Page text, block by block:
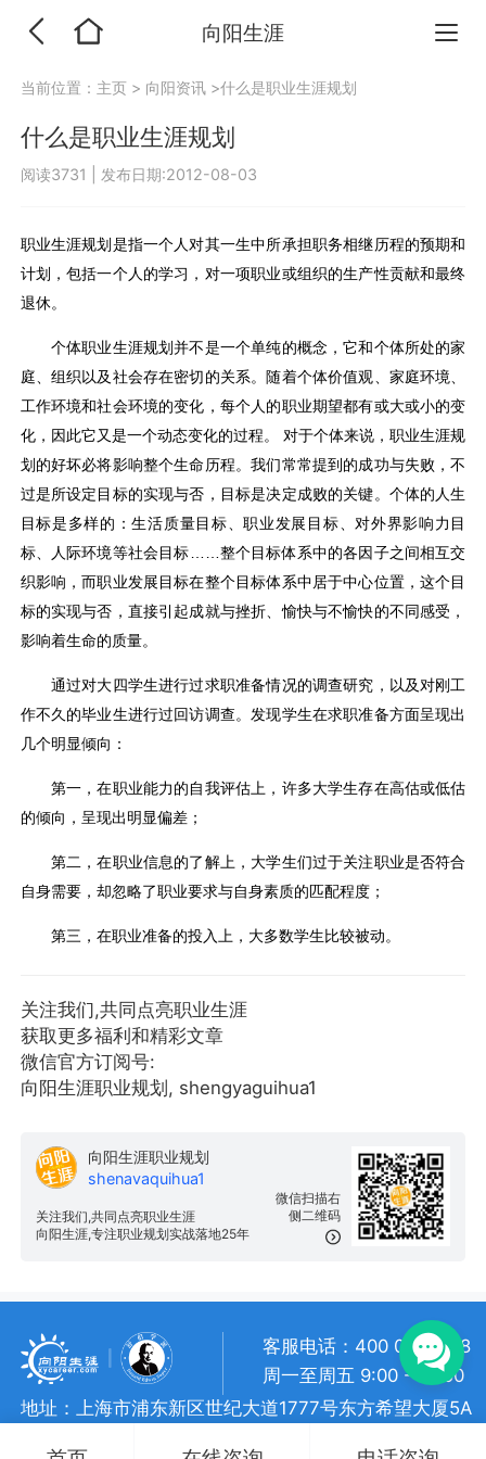
向阳生涯
当前位置： 主页 > 向阳资讯 >什么是职业生涯规划
什么是职业生涯规划
阅读3731 发布日期:2012-08-03
职业生涯规划是指一个人对其一生中所承担职务相继历程的预期和
计划，包括一个人的学习，对一项职业或组织的生产性贡献和最终
退休。
个体职业生涯规划并不是一个单纯的概念，它和个体所处的家
庭、组织以及社会存在密切的关系。随着个体价值观、家庭环境、
工作环境和社会环境的变化，每个人的职业期望都有或大或小的变
化，因此它又是一个动态变化的过程。 对于个体来说，职业生涯规
划的好坏必将影响整个生命历程。我们常常提到的成功与失败，不
过是所设定目标的实现与否，目标是决定成败的关键。个体的人生
目标是多样的：生活质量目标、职业发展目标、对外界影响力目
标、人际环境等社会目标……整个目标体系中的各因子之间相互交
织影响，而职业发展目标在整个目标体系中居于中心位置，这个目
标的实现与否，直接引起成就与挫折、愉快与不愉快的不同感受，
影响着生命的质量。
通过对大四学生进行过求职准备情况的调查研究，以及对刚工
作不久的毕业生进行过回访调查。发现学生在求职准备方面呈现出
几个明显倾向：
第一，在职业能力的自我评估上，许多大学生存在高估或低估
的倾向，呈现出明显偏差；
第二，在职业信息的了解上，大学生们过于关注职业是否符合
自身需要，却忽略了职业要求与自身素质的匹配程度；
第三，在职业准备的投入上，大多数学生比较被动。
关注我们,共同点亮职业生涯
获取更多福利和精彩文章
微信官方订阅号:
向阳生涯职业规划, shengyaguihua1
微信扫描右
侧二维码
向阳生涯职业规划
shenavaquihua1
关注我们,共同点亮职业生涯
向阳生涯,专注职业规划实战落地25年
客服电话：400 057 1108
周一至周五 9:00 - 18:00
地址：上海市浦东新区世纪大道1777号东方希望大厦5A
向阳生涯 • 版权所有
沪ICP备 10018957号-7